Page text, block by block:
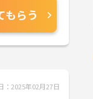
もらう
：2025年02月27日